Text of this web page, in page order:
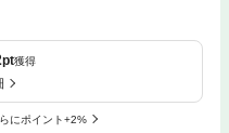
pt獲得
にポイント+2%